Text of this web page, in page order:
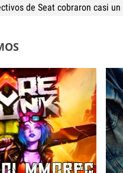
de Seat cobraron casi